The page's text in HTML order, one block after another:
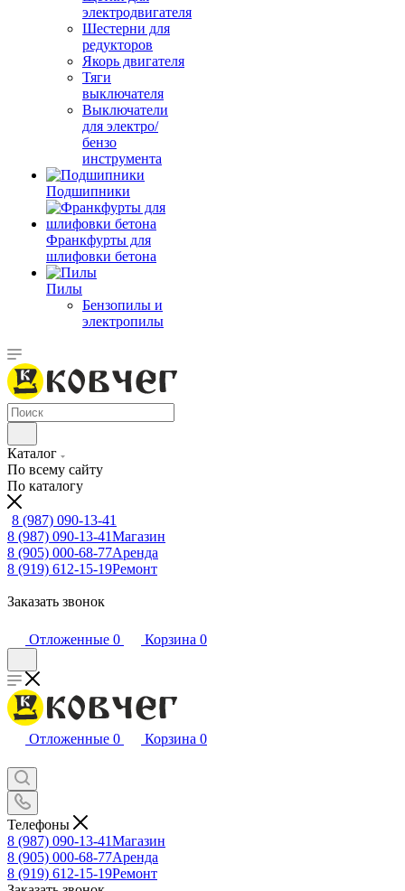
электродвигателя
Шестерни для
редукторов
Якорь двигателя
Тяги
выключателя
Выключатели
для электро/
бензо
инструмента
Подшипники
Франкфурты для
шлифовки бетона
Пилы
Бензопилы и
электропилы
Каталог
По всему сайту
По каталогу
8 (987) 090-13-41
8 (987) 090-13-41Магазин
8 (905) 000-68-77Аренда
8 (919) 612-15-19Ремонт
Заказать звонок
Отложенные 0 Корзина 0
Отложенные 0 Корзина 0
Телефоны
8 (987) 090-13-41Магазин
8 (905) 000-68-77Аренда
8 (919) 612-15-19Ремонт